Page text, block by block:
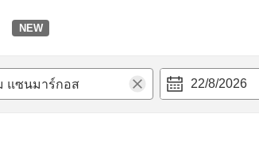
NEW
22/8/2026
รีวิวสิ่่งอำนวยความสะดวก